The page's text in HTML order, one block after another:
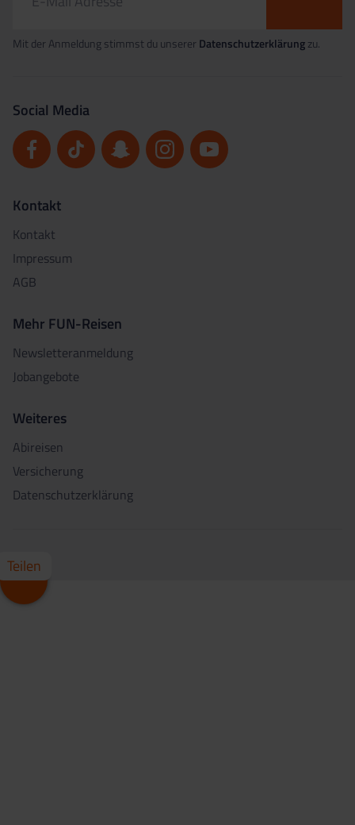
Mit der Anmeldung stimmst du unserer Datenschutzerklärungzu.
Social Media
Kontakt
Kontakt
Impressum
AGB
Mehr FUN-Reisen
Newsletteranmeldung
Jobangebote
Weiteres
Abireisen
Versicherung
Datenschutzerklärung
Teilen
Whatsapp
Facebook
X